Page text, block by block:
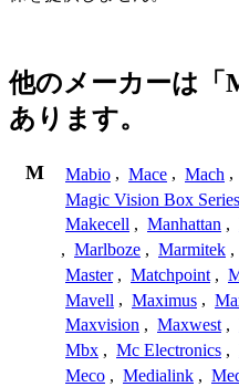
他のメーカーは「
あります。
M Mabio , Mace , Mach ,
Magic Vision Box Series
Makecell , Manhattan ,
, Marlboze , Marmitek ,
Master , Matchpoint ,
Mavell , Maximus ,
Maxvision , Maxwest ,
Mbx , Mc Electronics ,
Meco , Medialink ,